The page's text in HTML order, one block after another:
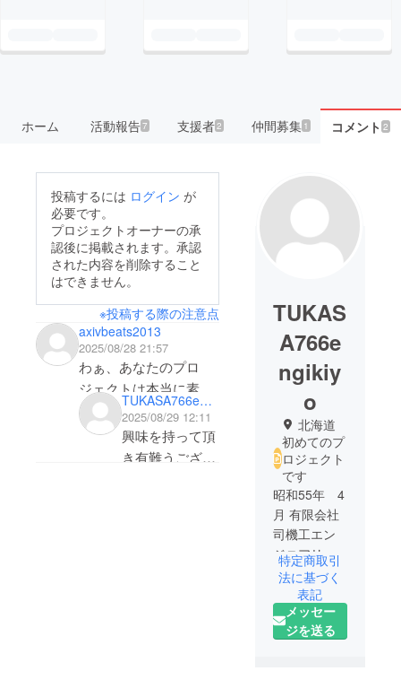
ホーム 活動報告7 支援者2 仲間募集 1 コメント2
投稿するには ログイン が
必要です。
プロジェクトオーナーの承
認後に掲載されます。承認
された内容を削除すること
はできません。
※投稿する際の注意点
axivbeats2013
2025/08/28 21:57
わぁ、あなたのプロ
ジェクトは本当に素晴
らしいですね！正直に
言うと、あなたのアイ
デアにとても興味を持
TUKASA766engikiyo
2025/08/29 12:11
興味を持って頂
き有難うござい
TUKAS
A766e
ngikiy
o
北海道
初めてのプ
ロジェクト
です
昭和55年 4
月 有限会社
司機工エン
ジニアリン
グ 代表取
締役就任
昭和61年 4
月 北海道商
特定商取引
法に基づく
表記
メッセー
ジを送る